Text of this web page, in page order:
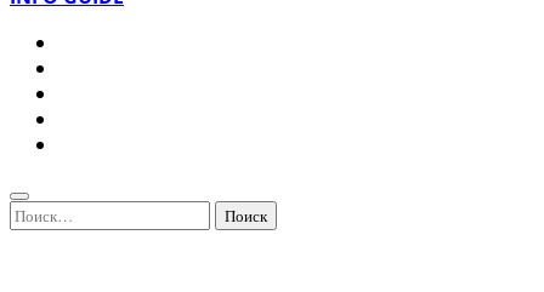
Найти: